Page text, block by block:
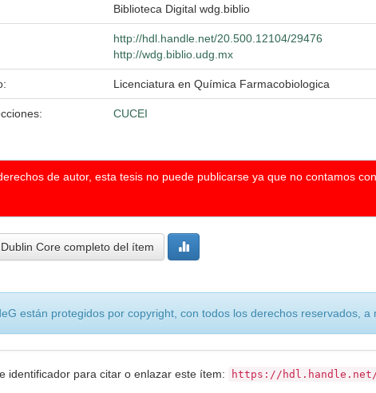
Biblioteca Digital wdg.biblio
http://hdl.handle.net/20.500.12104/29476
http://wdg.biblio.udg.mx
Licenciatura en Química Farmacobiologica
CUCEI
de autor, esta tesis no puede publicarse ya que no contamos
Core completo del ítem
están protegidos por copyright, con todos los derechos reservados, a
identificador para citar o enlazar este ítem: https://hdl.handle.net/